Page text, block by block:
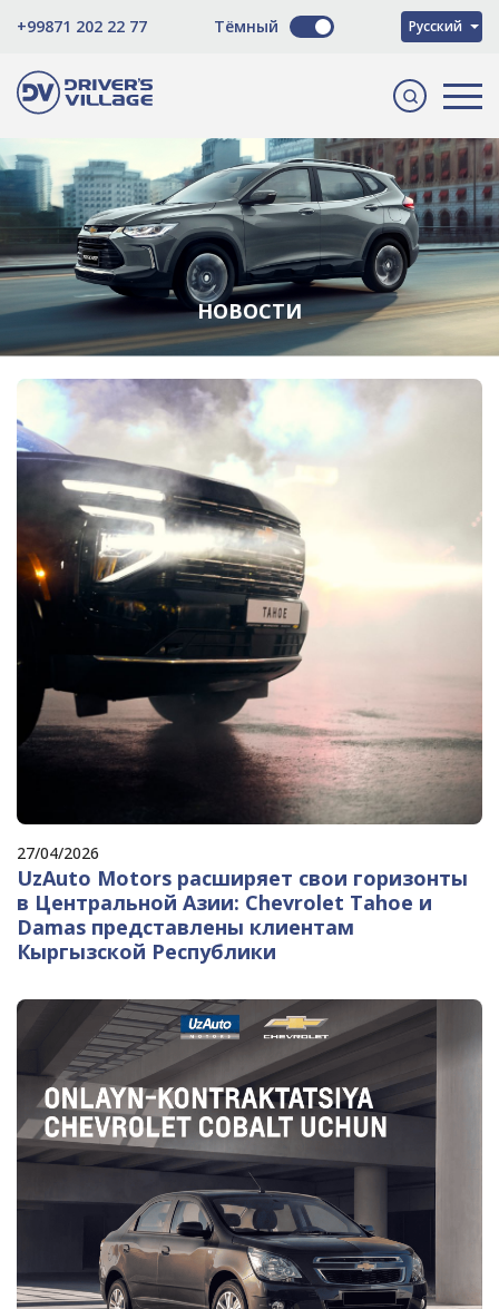
+99871 202 22 77 Тёмный Русский
O'zbekcha
НОВОСТИ
27/04/2026
UzAuto Motors расширяет свои горизонты
в Центральной Азии: Chevrolet Tahoe и
Damas представлены клиентам
Кыргызской Республики